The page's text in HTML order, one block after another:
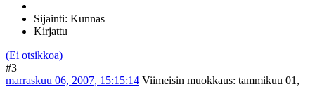
Sijainti: Kunnas
Kirjattu
(Ei otsikkoa)
#3
marraskuu 06, 2007, 15:15:14 Viimeisin muokkaus: tammikuu 01,